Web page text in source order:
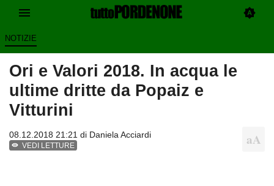
NOTIZIE
Ori e Valori 2018. In acqua le
ultime dritte da Popaiz e
Vitturini
08.12.2018 21:21 di Daniela Acciardi
VEDI LETTURE